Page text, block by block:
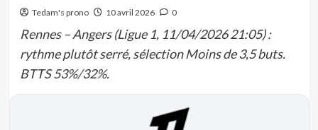
Tedam's prono 10 avril 2026 0
Rennes – Angers (Ligue 1, 11/04/2026 21:05) :
rythme plutôt serré, sélection Moins de 3,5 buts.
BTTS 53%/32%.